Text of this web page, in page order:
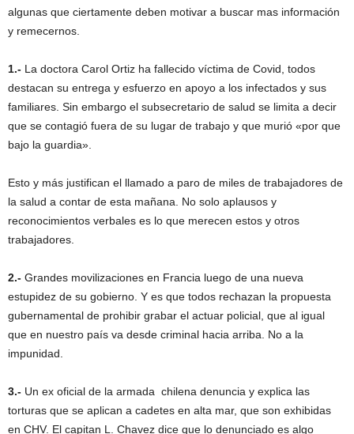
algunas que ciertamente deben motivar a buscar mas información
y remecernos.
1.- La doctora Carol Ortiz ha fallecido víctima de Covid, todos
destacan su entrega y esfuerzo en apoyo a los infectados y sus
familiares. Sin embargo el subsecretario de salud se limita a decir
que se contagió fuera de su lugar de trabajo y que murió «por que
bajo la guardia».
Esto y más justifican el llamado a paro de miles de trabajadores de
la salud a contar de esta mañana. No solo aplausos y
reconocimientos verbales es lo que merecen estos y otros
trabajadores.
2.- Grandes movilizaciones en Francia luego de una nueva
estupidez de su gobierno. Y es que todos rechazan la propuesta
gubernamental de prohibir grabar el actuar policial, que al igual
que en nuestro país va desde criminal hacia arriba. No a la
impunidad.
3.- Un ex oficial de la armada chilena denuncia y explica las
torturas que se aplican a cadetes en alta mar, que son exhibidas
en CHV. El capitan L. Chavez dice que lo denunciado es algo